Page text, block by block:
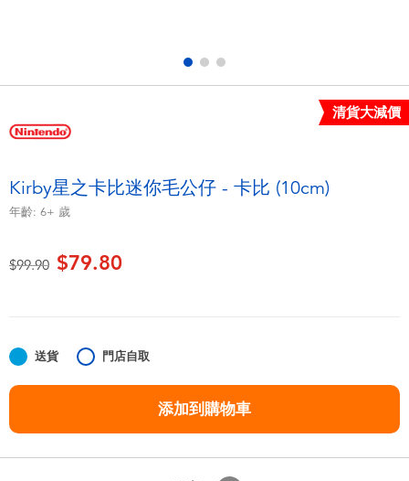
毛毛公仔玩具
夏日用品
任天堂 Switch
清貨大減價
Kirby星之卡比迷你毛公仔 - 卡比 (10cm)
年齡: 6+ 歲
價格從
$99.90至$79.80
送貨 門店自取
添加到購物車